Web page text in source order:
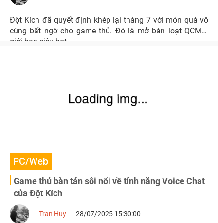
Đột Kích đã quyết định khép lại tháng 7 với món quà vô
cùng bất ngờ cho game thủ. Đó là mở bán loạt QCMM
giới hạn siêu hot.
PC/Web
Game thủ bàn tán sôi nổi về tính năng Voice Chat
của Đột Kích
Tran Huy 28/07/2025 15:30:00